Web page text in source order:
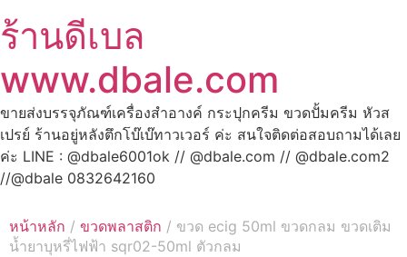
ร้านดีเบล
www.dbale.com
ขายส่งบรรจุภัณฑ์เครื่องสำอางค์ กระปุกครีม ขวดปั้มครีม หัวส
เปรย์ ร้านอยู่หลังตึกโบ๊เบ๊ทาวเวอร์ ค่ะ สนใจติดต่อสอบถามได้เลย
ค่ะ LINE : @dbale6001ok // @dbale.com // @dbale.com2
//@dbale 0832642160
หน้าหลัก / ขวดพลาสติก / ขวด ecig 50ml ขวดกลม ขวดเติม
น้ำยาบุหรี่ไฟฟ้า sqr02-50ml ตัวกลม